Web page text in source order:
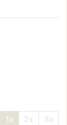
1x 2x 3x